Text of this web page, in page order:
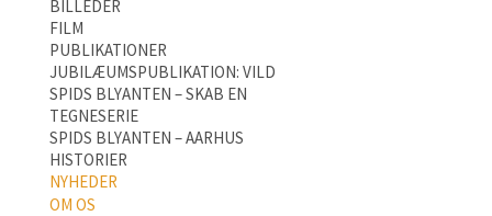
BILLEDER
FILM
PUBLIKATIONER
JUBILÆUMSPUBLIKATION: VILD
SPIDS BLYANTEN – SKAB EN
TEGNESERIE
SPIDS BLYANTEN – AARHUS
HISTORIER
NYHEDER
OM OS